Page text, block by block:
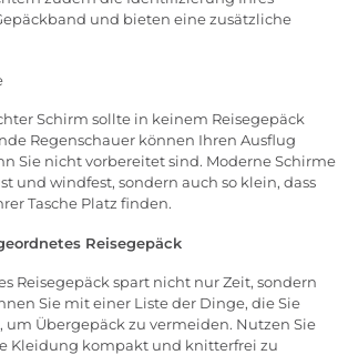
und bieten eine zusätzliche
Schirm sollte in keinem Reisegepäck
Regenschauer können Ihren Ausflug
Sie nicht vorbereitet sind. Moderne Schirme
und windfest, sondern auch so klein, dass
Tasche Platz finden.
Reisegepäck
Reisegepäck spart nicht nur Zeit, sondern
Sie mit einer Liste der Dinge, die Sie
Übergepäck zu vermeiden. Nutzen Sie
Kleidung kompakt und knitterfrei zu